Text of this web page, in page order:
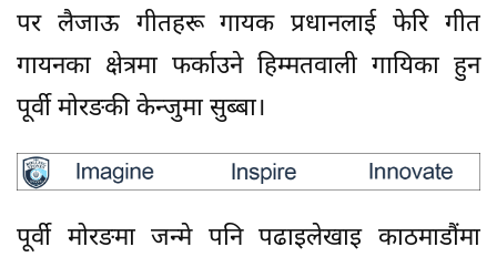
पर लैजाऊ गीतहरू गायक प्रधानलाई फेरि गीत
गायनका क्षेत्रमा फर्काउने हिम्मतवाली गायिका हुन
पूर्वी मोरङकी केन्जुमा सुब्बा।
पूर्वी मोरङमा जन्मे पनि पढाइलेखाइ काठमाडौंमा